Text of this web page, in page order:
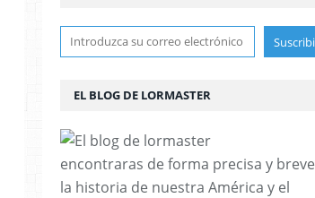
EL BLOG DE LORMASTER
encontraras de forma precisa y breve
la historia de nuestra América y el